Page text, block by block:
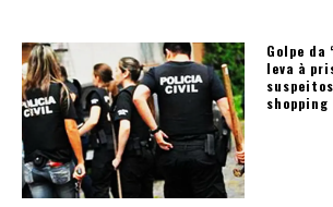
Golpe da
leva à
shopping